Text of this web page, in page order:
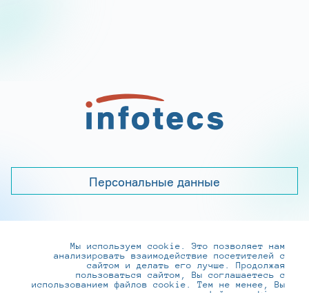
Персональные данные
+7 (495) 737-6192, 8-800-250-0-260
practice@infotecs.ru,hr@infotecs.ru
127273, г. Москва, Отрадная ул., 2Б строение 1
Мы используем cookie. Это позволяет нам
анализировать взаимодействие посетителей с
сайтом и делать его лучше. Продолжая
пользоваться сайтом, Вы соглашаетесь с
использованием файлов cookie. Тем не менее, Вы